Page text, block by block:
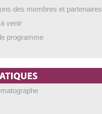
des membres et partenaires
venir
programme